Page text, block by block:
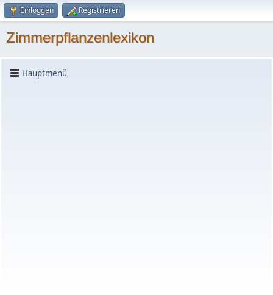
Einloggen Registrieren
Zimmerpflanzenlexikon
Hauptmenü